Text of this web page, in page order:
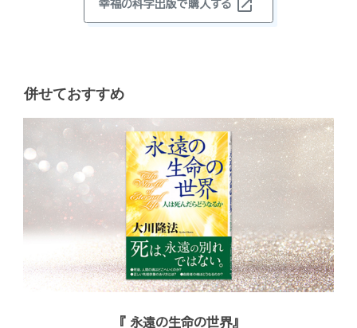
幸福の科学出版で購入する open_in_new
併せておすすめ
『 永遠の生命の世界』